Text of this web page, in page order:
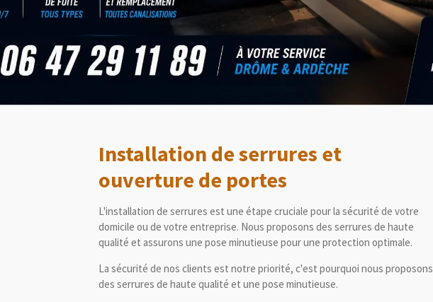
Installation de serrures et
ouverture de portes
L'installation de serrures est une étape cruciale pour la sécurité de votre
domicile ou de votre entreprise. Nous proposons des serrures de haute
qualité et assurons une pose minutieuse pour une protection optimale.
La sécurité de nos clients est notre priorité, c'est pourquoi nous proposons
des serrures de haute qualité et une pose minutieuse.